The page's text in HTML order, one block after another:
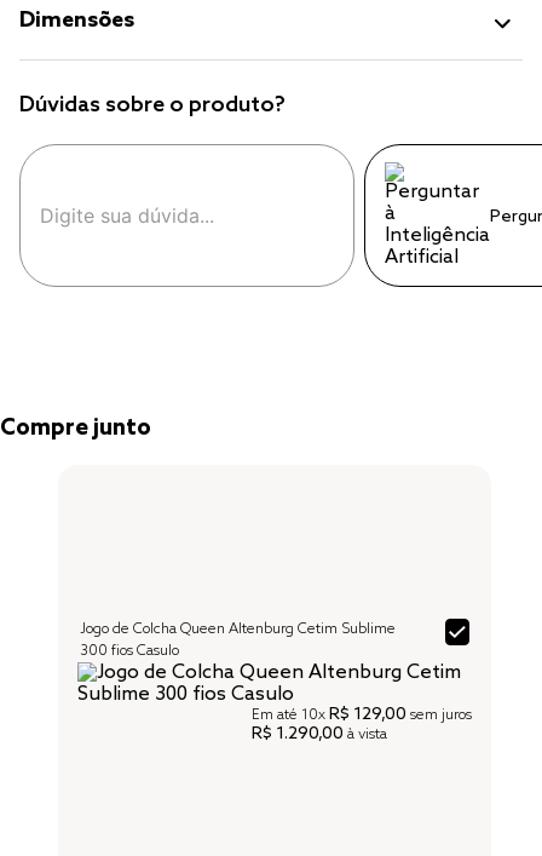
Dimensões
Dúvidas sobre o produto?
Compre junto
Jogo de Colcha Queen Altenburg Cetim Sublime
300 fios Casulo
Em até 10x R$ 129,00 sem juros
R$ 1.290,00 à vista